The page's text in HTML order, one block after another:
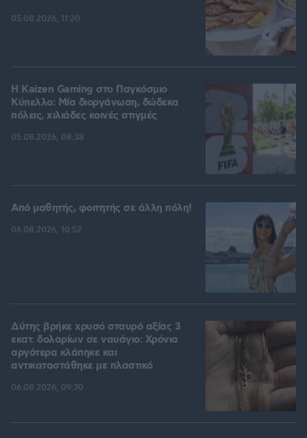
05.08.2026, 11:20
H Kaizen Gaming στο Παγκόσμιο
Kύπελλο: Μία διοργάνωση, δώδεκα
πόλεις, χιλιάδες κοινές στιγμές
05.08.2026, 08:38
Από μαθητής, φοιτητής σε άλλη πόλη!
06.08.2026, 10:52
Δύτης βρήκε χρυσό σταυρό αξίας 3
εκατ. δολαρίων σε ναυάγιο: Χρόνια
αργότερα κλάπηκε και
αντικαταστάθηκε με πλαστικό
06.08.2026, 09:30